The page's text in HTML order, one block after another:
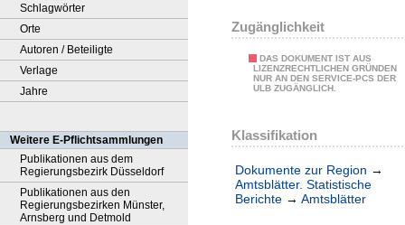
Schlagwörter
Orte
Autoren / Beteiligte
Verlage
Jahre
Weitere E-Pflichtsammlungen
Publikationen aus dem
Regierungsbezirk Düsseldorf
Publikationen aus den
Regierungsbezirken Münster,
Arnsberg und Detmold
Zugänglichkeit
DAS DOKUMENT IST AUS
LIZENZRECHTLICHEN GRÜNDEN
NUR AN DEN SERVICE-PCS DER
ULB ZUGÄNGLICH.
Klassifikation
Dokumente zur Region →
Amtsblätter. Statistische
Berichte → Amtsblätter